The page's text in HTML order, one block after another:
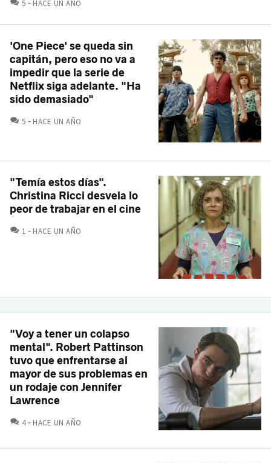
5 HACE UN AÑO
'One Piece' se queda sin
capitán, pero eso no va a
impedir que la serie de
Netflix siga adelante. "Ha
sido demasiado"
5 COMENTARIOS
HACE UN AÑO
"Temía estos días".
Christina Ricci desvela lo
peor de trabajar en el cine
1 COMENTARIOS
HACE UN AÑO
"Voy a tener un colapso
mental". Robert Pattinson
tuvo que enfrentarse al
mayor de sus problemas en
un rodaje con Jennifer
Lawrence
4 COMENTARIOS
HACE UN AÑO